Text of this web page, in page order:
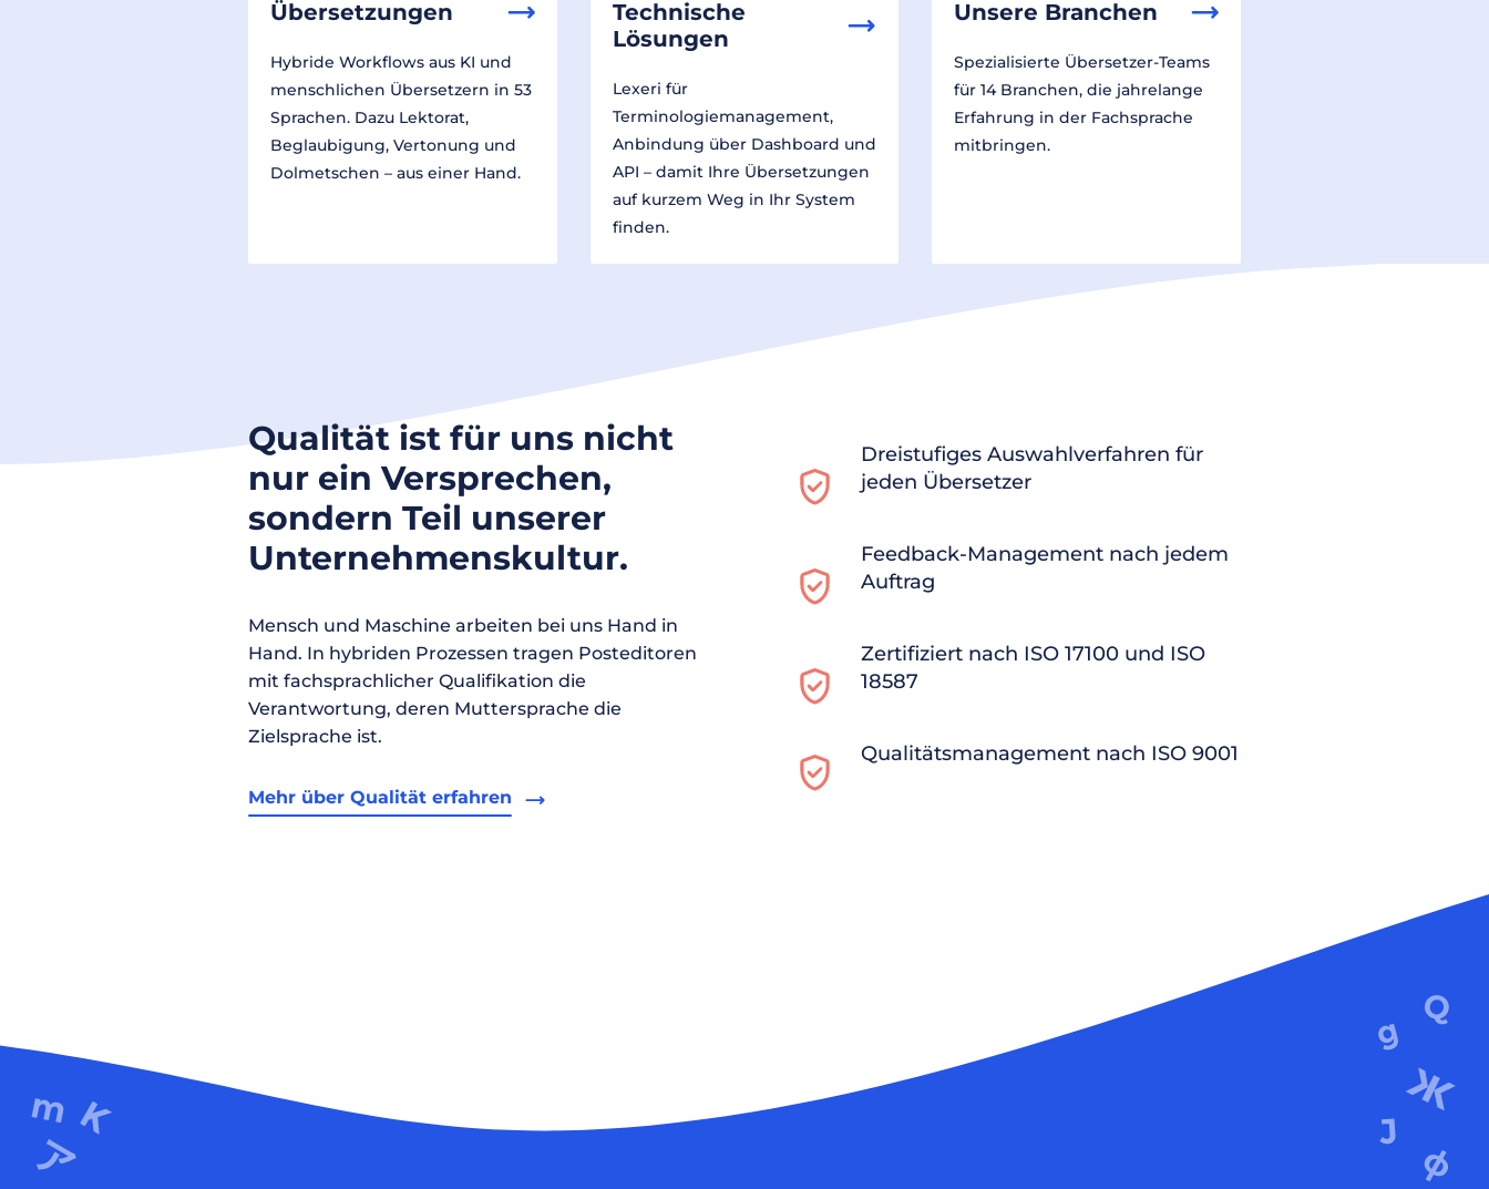
Übersetzungen
Hybride Workflows aus KI und
menschlichen Übersetzern in 53
Sprachen. Dazu Lektorat,
Beglaubigung, Vertonung und
Dolmetschen – aus einer Hand.
Technische
Lösungen
Lexeri für
Terminologiemanagement,
Anbindung über Dashboard und
API – damit Ihre Übersetzungen
auf kurzem Weg in Ihr System
finden.
Unsere Branchen
Spezialisierte Übersetzer-Teams
für 14 Branchen, die jahrelange
Erfahrung in der Fachsprache
mitbringen.
Qualität ist für uns nicht
nur ein Versprechen,
sondern Teil unserer
Unternehmenskultur.
Mensch und Maschine arbeiten bei uns Hand in
Hand. In hybriden Prozessen tragen Posteditoren
mit fachsprachlicher Qualifikation die
Verantwortung, deren Muttersprache die
Zielsprache ist.
Mehr über Qualität erfahren
Dreistufiges Auswahlverfahren für
jeden Übersetzer
Feedback-Management nach jedem
Auftrag
Zertifiziert nach ISO 17100 und ISO
18587
Qualitätsmanagement nach ISO 9001